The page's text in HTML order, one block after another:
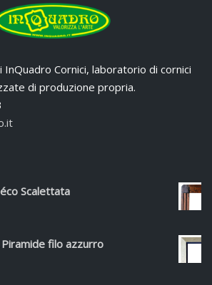
Cornici, laboratorio di cornici
di produzione propria.
Scalettata
filo azzurro